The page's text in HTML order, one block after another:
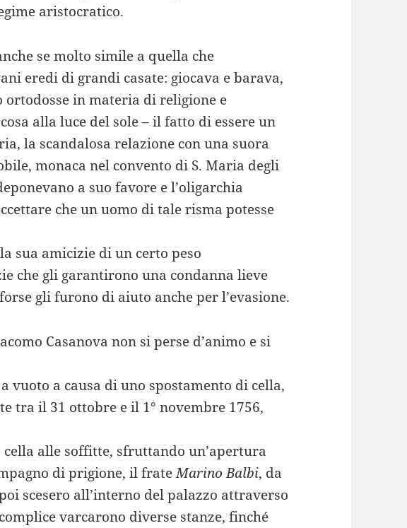
aristocratico.
se molto simile a quella che
eredi di grandi casate: giocava e barava,
ortodosse in materia di religione e
alla luce del sole – il fatto di essere un
la scandalosa relazione con una suora
monaca nel convento di S. Maria degli
a suo favore e l’oligarchia
che un uomo di tale risma potesse
sua amicizie di un certo peso
che gli garantirono una condanna lieve
gli furono di aiuto anche per l’evasione.
Casanova non si perse d’animo e si
vuoto a causa di uno spostamento di cella,
tra il 31 ottobre e il 1° novembre 1756,
cella alle soffitte, sfruttando un’apertura
di prigione, il frateMarino Balbi, da
scesero all’interno del palazzo attraverso
varcarono diverse stanze, finché